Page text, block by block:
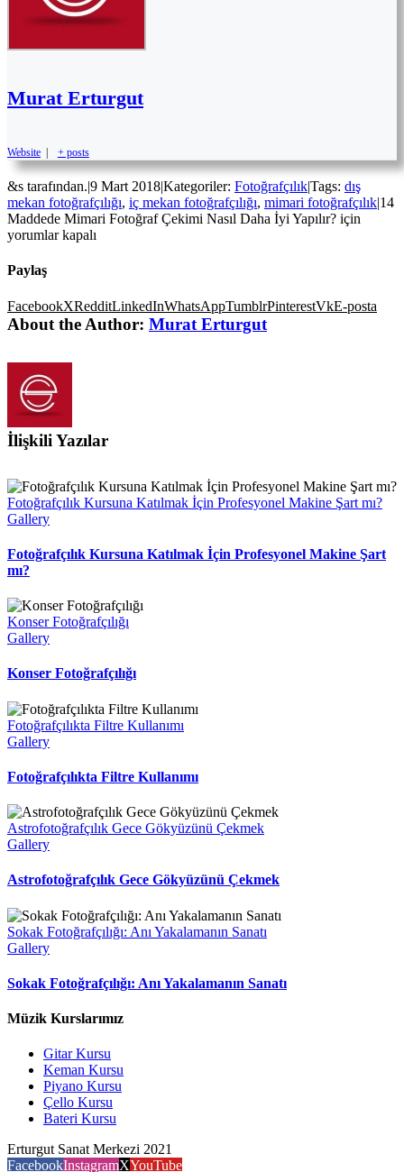
Murat Erturgut
Website + posts
&s tarafından.|9 Mart 2018|Kategoriler: Fotoğrafçılık|Tags: dış
mekan fotoğrafçılığı, iç mekan fotoğrafçılığı, mimari fotoğrafçılık|14
Maddede Mimari Fotoğraf Çekimi Nasıl Daha İyi Yapılır? için
yorumlar kapalı
Paylaş
FacebookXRedditLinkedInWhatsAppTumblrPinterestVkE-posta
About the Author: Murat Erturgut
İlişkili Yazılar
Fotoğrafçılık Kursuna Katılmak İçin Profesyonel Makine Şart mı?
Gallery
Fotoğrafçılık Kursuna Katılmak İçin Profesyonel Makine Şart
mı?
Konser Fotoğrafçılığı
Gallery
Konser Fotoğrafçılığı
Fotoğrafçılıkta Filtre Kullanımı
Gallery
Fotoğrafçılıkta Filtre Kullanımı
Astrofotoğrafçılık Gece Gökyüzünü Çekmek
Gallery
Astrofotoğrafçılık Gece Gökyüzünü Çekmek
Sokak Fotoğrafçılığı: Anı Yakalamanın Sanatı
Gallery
Sokak Fotoğrafçılığı: Anı Yakalamanın Sanatı
Müzik Kurslarımız
Gitar Kursu
Keman Kursu
Piyano Kursu
Çello Kursu
Bateri Kursu
Erturgut Sanat Merkezi 2021
FacebookInstagramXYouTube